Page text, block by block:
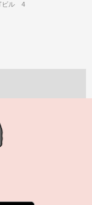
ビル 4